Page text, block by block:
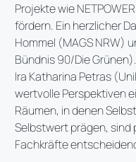
Projekte wie
fördern. Ein herzlicher
Hommel (MAGS NRW)
Bündnis 90/Die
Ira Katharina Petras
wertvolle Perspektiven
Räumen, in denen
Selbstwert prägen, sind
Fachkräfte